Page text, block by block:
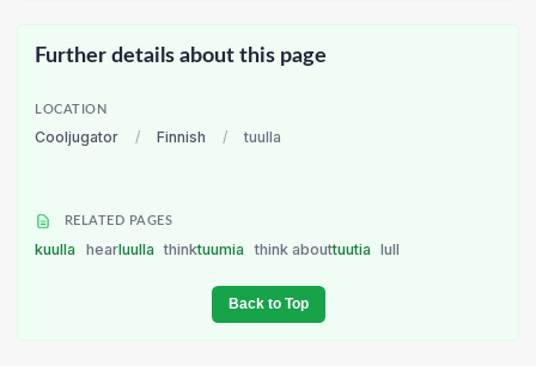
Further details about this page
LOCATION
Cooljugator / Finnish / tuulla
RELATED PAGES
kuulla hearluulla thinktuumia think abouttuutia lull
Back to Top